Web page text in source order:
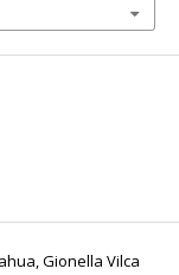
Gionella Vilca